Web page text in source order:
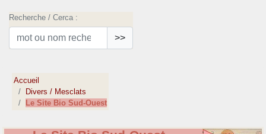
Recherche / Cerca :
>>
Accueil
Divers / Mesclats
Le Site Bio Sud-Ouest